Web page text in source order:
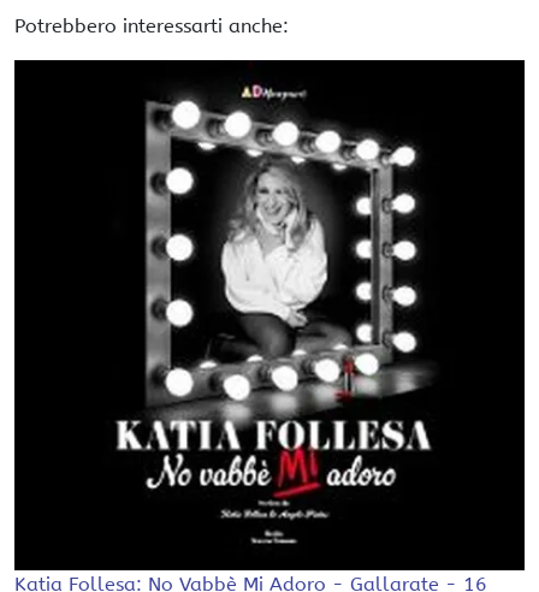
Potrebbero interessarti anche:
Katia Follesa: No Vabbè Mi Adoro - Gallarate - 16